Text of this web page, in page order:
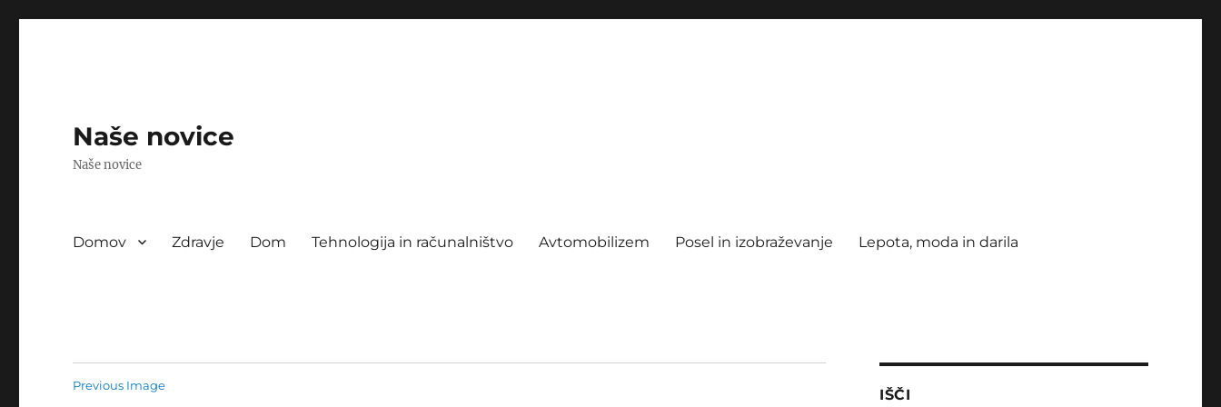
Naše novice
Naše novice
Domov Zdravje Dom Tehnologija in računalništvo Avtomobilizem Posel in izobraževanje Lepota, moda in darila
Previous Image
IŠČI